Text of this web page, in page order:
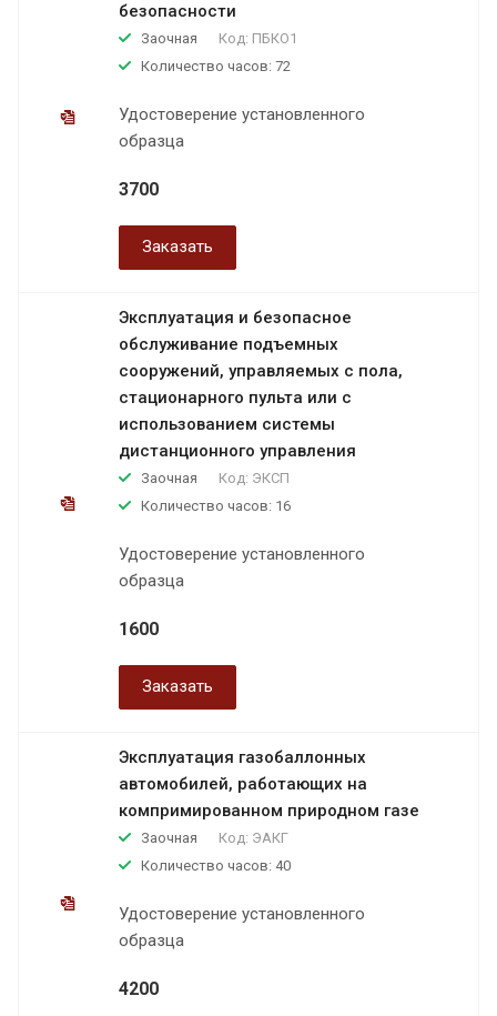
безопасности
Заочная Код: ПБКО1
Количество часов: 72
Удостоверение установленного
образца
3700
Заказать
Эксплуатация и безопасное
обслуживание подъемных
сооружений, управляемых с пола,
стационарного пульта или с
использованием системы
дистанционного управления
Заочная Код: ЭКСП
Количество часов: 16
Удостоверение установленного
образца
1600
Заказать
Эксплуатация газобаллонных
автомобилей, работающих на
компримированном природном газе
Заочная Код: ЭАКГ
Количество часов: 40
Удостоверение установленного
образца
4200